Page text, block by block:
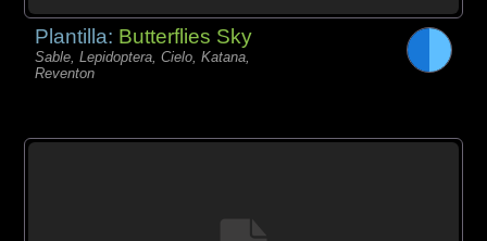
Plantilla: Butterflies Sky
Sable, Lepidoptera, Cielo, Katana,
Reventon